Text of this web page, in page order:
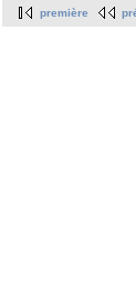
première